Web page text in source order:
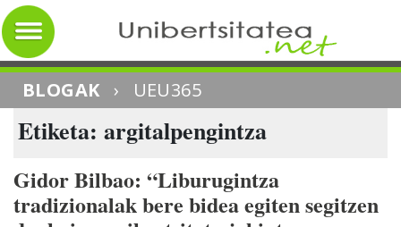
BLOGAK › UEU365
Etiketa: argitalpengintza
Gidor Bilbao: “Liburugintza
tradizionalak bere bidea egiten segitzen